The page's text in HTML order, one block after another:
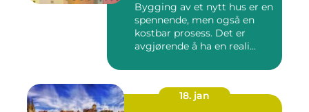
Bygging av et nytt hus er en
spennende, men også en
kostbar prosess. Det er
avgjørende å ha en reali...
18. jan